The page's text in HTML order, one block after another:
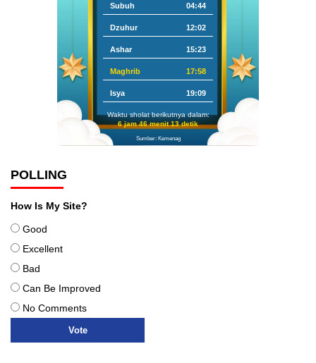
Subuh 04:44
Dzuhur 12:02
Ashar 15:23
Maghrib 17:58
Isya 19:09
Waktu sholat berikutnya dalam:
6 jam 46 menit 12 detik
Sumber: Kemenag
POLLING
How Is My Site?
Good
Excellent
Bad
Can Be Improved
No Comments